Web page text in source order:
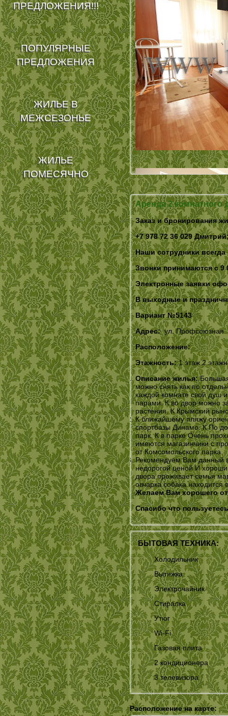
Аренда 2 комнатного
Заказ и бронирования
+7 978 72 36 029
Наши сотрудники
Звонки принимаются с 9
Электронные заявки
В выходные и
Вариант №5143
Адрес:ул. Профсоюзная
Расположение:
Этажность:1 этаж 2
Описание жилья:Большая
можно снять как по
каждой комнате свой душ
парами. К во двор можно
растения. К Крымский
К ближайшему пляжу
спортбазы Динамо. К По
парк. К в парке Очень
имеются магазинчики с
от Комсомольского парка.
Рекомендуем Вам данный
недорогой ценой И
двора проживает семья
овчарка собака находится
Желаем Вам хорошего
Спасибо что
БЫТОВАЯ ТЕХНИКА:
Холодильник
Вытяжка
Электрочайник
Стиралка
Утюг
Wi-Fi
Газовая плита
2 кондиционера
3 телевизора
Расположение на карте:
ПРЕДЛОЖЕНИЯ!!!
ПОПУЛЯРНЫЕ
ПРЕДЛОЖЕНИЯ
ЖИЛЬЕ В
МЕЖСЕЗОНЬЕ
ЖИЛЬЕ
ПОМЕСЯЧНО